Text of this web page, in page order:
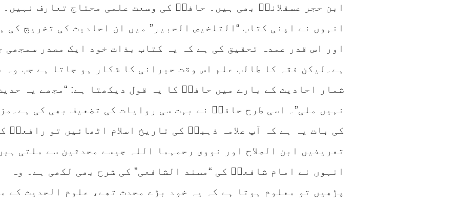
ابن حجر عسقلانیؒ بھی ہیں۔ حافظؒ کی وسعت علمی محتاج تعارف نہیں۔
انہوں نے اپنی کتاب “التلخیص الحبیر” میں ان احادیث کی تخریج کی
اور اس قدر عمدہ تحقیق کی ہے کہ یہ کتاب بذات خود ایک مصدر سمجھی
ہے۔لیکن فقہ کا طالب علم اس وقت حیرانی کا شکار ہو جاتا ہے جب وہ
شمار احادیث کے بارے میں حافظؒ کا یہ قول دیکھتا ہے: “مجھے یہ
نہیں ملی”۔ اسی طرح حافظؒ نے بہت سی روایات کی تضعیف بھی کی
کی بات یہ ہے کہ آپ علامہ ذہبیؒ کی تاریخ اسلام اٹھائیں تو رافعیؒ
تعریفیں ابن الصلاح اور نووی رحمہما اللہ جیسے محدثین سے ملتی
انہوں نے امام شافعیؒ کی “مسند الشافعی” کی شرح بھی لکھی ہے۔ وہ
پڑھیں تو معلوم ہوتا ہے کہ یہ خود بڑے محدث تھے، علوم الحدیث کے